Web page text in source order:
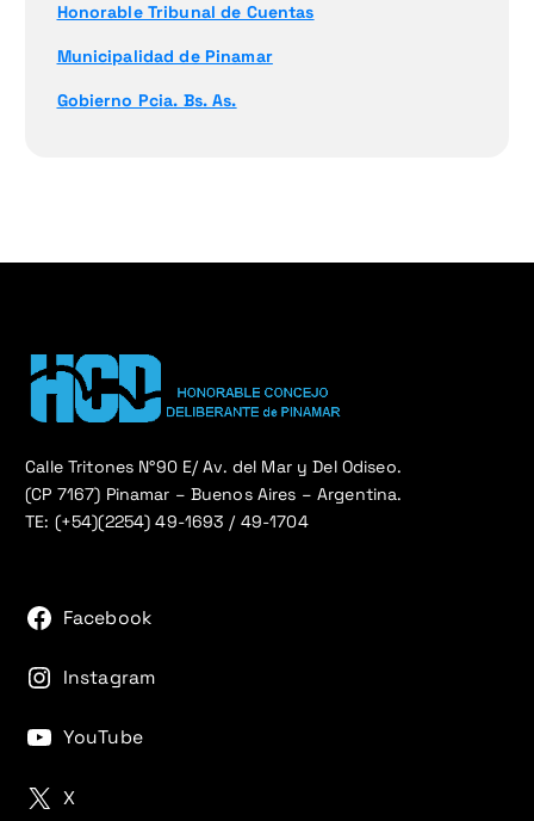
Honorable Tribunal de Cuentas
Municipalidad de Pinamar
Gobierno Pcia. Bs. As.
Calle Tritones N°90 E/ Av. del Mar y Del Odiseo.
(CP 7167) Pinamar – Buenos Aires – Argentina.
TE: (+54)(2254) 49-1693 / 49-1704
Facebook
Instagram
YouTube
X